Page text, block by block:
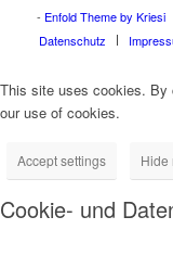
- Enfold Theme by Kriesi
Datenschutz
This site uses cookies. By
our use of cookies.
Accept settings Hide
Cookie- und